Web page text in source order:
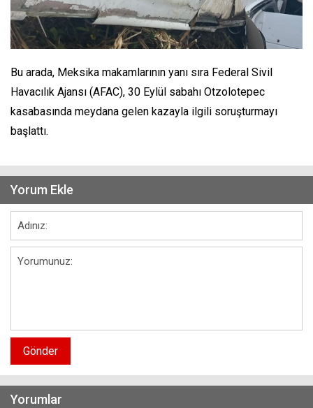
Bu arada, Meksika makamlarının yanı sıra Federal Sivil
Havacılık Ajansı (AFAC), 30 Eylül sabahı Otzolotepec
kasabasında meydana gelen kazayla ilgili soruşturmayı
başlattı.
Yorum Ekle
Gönder
Yorumlar